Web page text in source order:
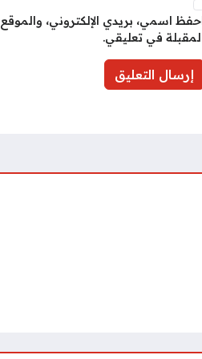
احفظ اسمي، بريدي الإلكتروني،
المقبلة في تعليقي.